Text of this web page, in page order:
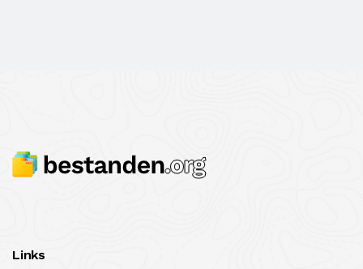
Links